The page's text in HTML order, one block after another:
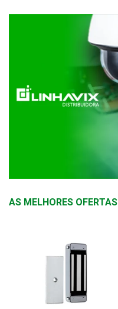
AS MELHORES OFERTAS